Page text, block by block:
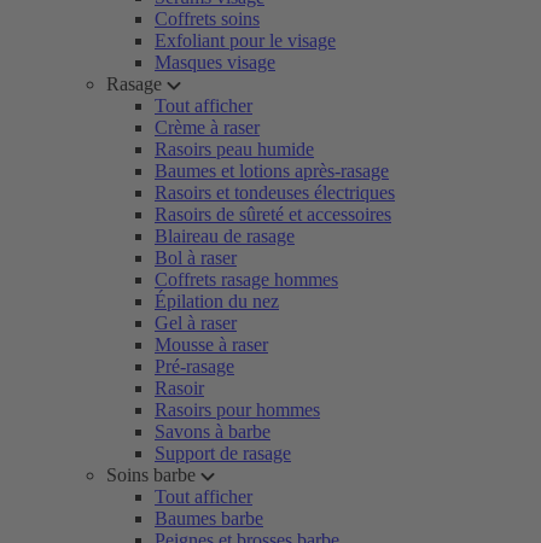
Coffrets soins
Exfoliant pour le visage
Masques visage
Rasage
Tout afficher
Crème à raser
Rasoirs peau humide
Baumes et lotions après-rasage
Rasoirs et tondeuses électriques
Rasoirs de sûreté et accessoires
Blaireau de rasage
Bol à raser
Coffrets rasage hommes
Épilation du nez
Gel à raser
Mousse à raser
Pré-rasage
Rasoir
Rasoirs pour hommes
Savons à barbe
Support de rasage
Soins barbe
Tout afficher
Baumes barbe